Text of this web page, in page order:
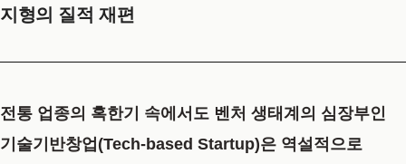
지형의 질적 재편
전통 업종의 혹한기 속에서도 벤처 생태계의 심장부인
기술기반창업(Tech-based Startup)은 역설적으로